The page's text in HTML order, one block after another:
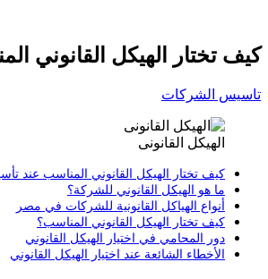
كيف تختار الهيكل
تاسيس الشركات
الهيكل القانونى
كيف تختار الهيكل القانوني المناسب
ما هو الهيكل القانوني للشركة؟
أنواع الهياكل القانونية للشركات في مصر
كيف تختار الهيكل القانوني المناسب؟
دور المحامي في اختيار الهيكل القانوني
الأخطاء الشائعة عند اختيار الهيكل القانوني